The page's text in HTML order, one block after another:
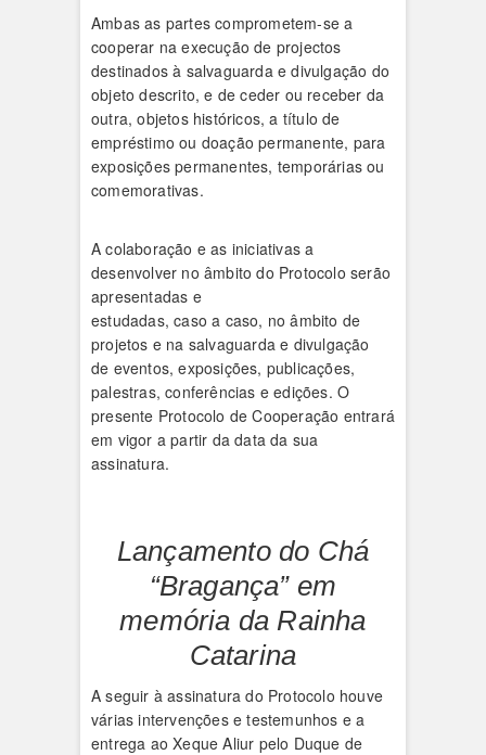
Ambas as partes comprometem-se a
cooperar na execução de projectos
destinados à salvaguarda e divulgação do
objeto descrito, e de ceder ou receber da
outra, objetos históricos, a título de
empréstimo ou doação permanente, para
exposições permanentes, temporárias ou
comemorativas.
A colaboração e as iniciativas a
desenvolver no âmbito do Protocolo serão
apresentadas e
estudadas, caso a caso, no âmbito de
projetos e na salvaguarda e divulgação
de eventos, exposições, publicações,
palestras, conferências e edições. O
presente Protocolo de Cooperação entrará
em vigor a partir da data da sua
assinatura.
Lançamento do Chá
“Bragança” em
memória da Rainha
Catarina
A seguir à assinatura do Protocolo houve
várias intervenções e testemunhos e a
entrega ao Xeque Aliur pelo Duque de